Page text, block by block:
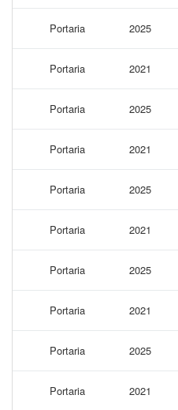
Portaria 2025
Portaria 2021
Portaria 2025
Portaria 2021
Portaria 2025
Portaria 2021
Portaria 2025
Portaria 2021
Portaria 2025
Portaria 2021